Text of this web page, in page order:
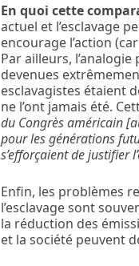
En quoi cette
actuel et l’esclavage
encourage l’action
Par ailleurs,
devenues
esclavagistes étaient
ne l’ont jamais été.
du Congrès américain
pour les générations
s’efforçaient de justifier
Enfin, les problèmes
l’esclavage sont
la réduction des
et la société peuvent